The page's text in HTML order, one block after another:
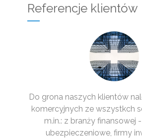
Referencje klientów
Do grona naszych klientów
komercyjnych ze wszystkch
m.in.: z branży finansowej
ubezpieczeniowe, firmy